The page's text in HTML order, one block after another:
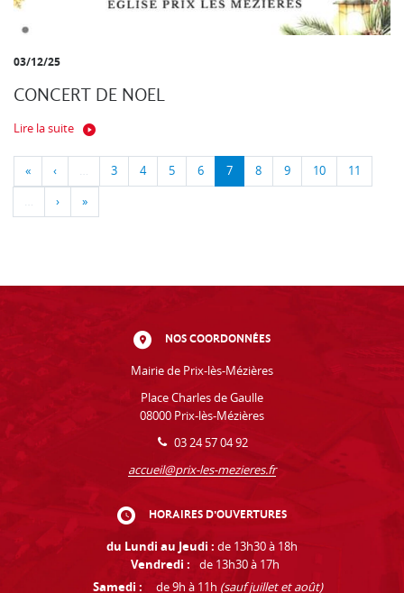
03/12/25
CONCERT DE NOEL
Lire la suite
« ‹ … 3 4 5 6 7 8 9 10 11
… › »
NOS COORDONNÉES
Mairie de Prix-lès-Mézières
Place Charles de Gaulle
08000 Prix-lès-Mézières
03 24 57 04 92
accueil@prix-les-mezieres.fr
HORAIRES D'OUVERTURES
du Lundi au Jeudi : de 13h30 à 18h
Vendredi :
de 13h30 à 17h
Samedi :
de 9h à 11h (sauf juillet et août)